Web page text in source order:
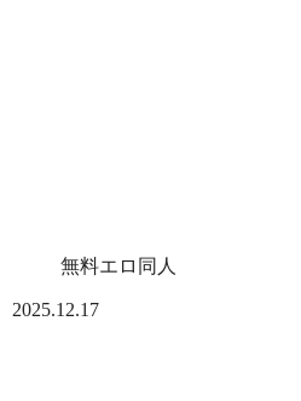
無料エロ同人
2025.12.17